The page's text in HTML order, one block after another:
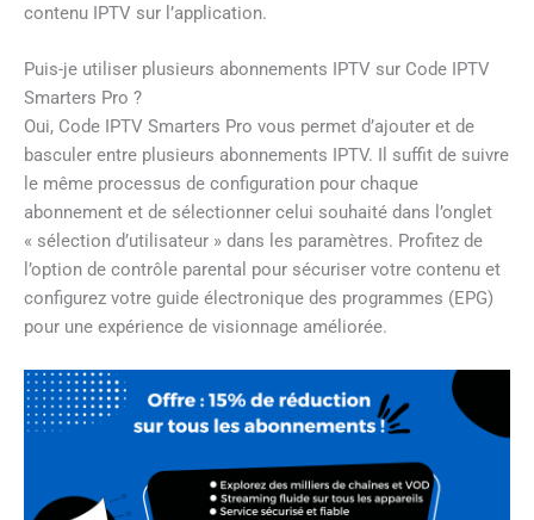
contenu IPTV sur l’application.
Puis-je utiliser plusieurs abonnements IPTV sur Code IPTV
Smarters Pro ?
Oui, Code IPTV Smarters Pro vous permet d’ajouter et de
basculer entre plusieurs abonnements IPTV. Il suffit de suivre
le même processus de configuration pour chaque
abonnement et de sélectionner celui souhaité dans l’onglet
« sélection d’utilisateur » dans les paramètres. Profitez de
l’option de contrôle parental pour sécuriser votre contenu et
configurez votre guide électronique des programmes (EPG)
pour une expérience de visionnage améliorée.